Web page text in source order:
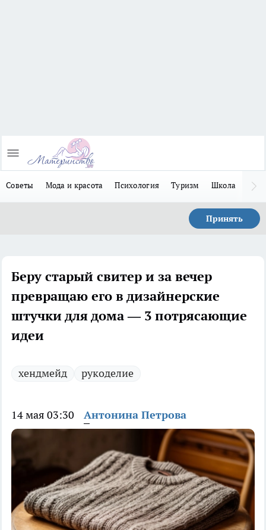
Советы Мода и красота Психология Туризм Школа
Принять
Беру старый свитер и за вечер
превращаю его в дизайнерские
штучки для дома — 3 потрясающие
идеи
хендмейд рукоделие
14 мая 03:30 Антонина Петрова